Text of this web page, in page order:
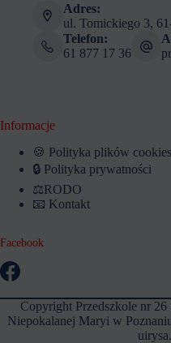
Adres:
ul. Tomickiego 3,
Telefon:
61 877 17 36
Informacje
🍪 Polityka plików
🔒 Polityka prywatności
⚖️RODO
📧 Kontakt
Facebook
Copyright Przedszkole nr
Niepokalanej Maryi w